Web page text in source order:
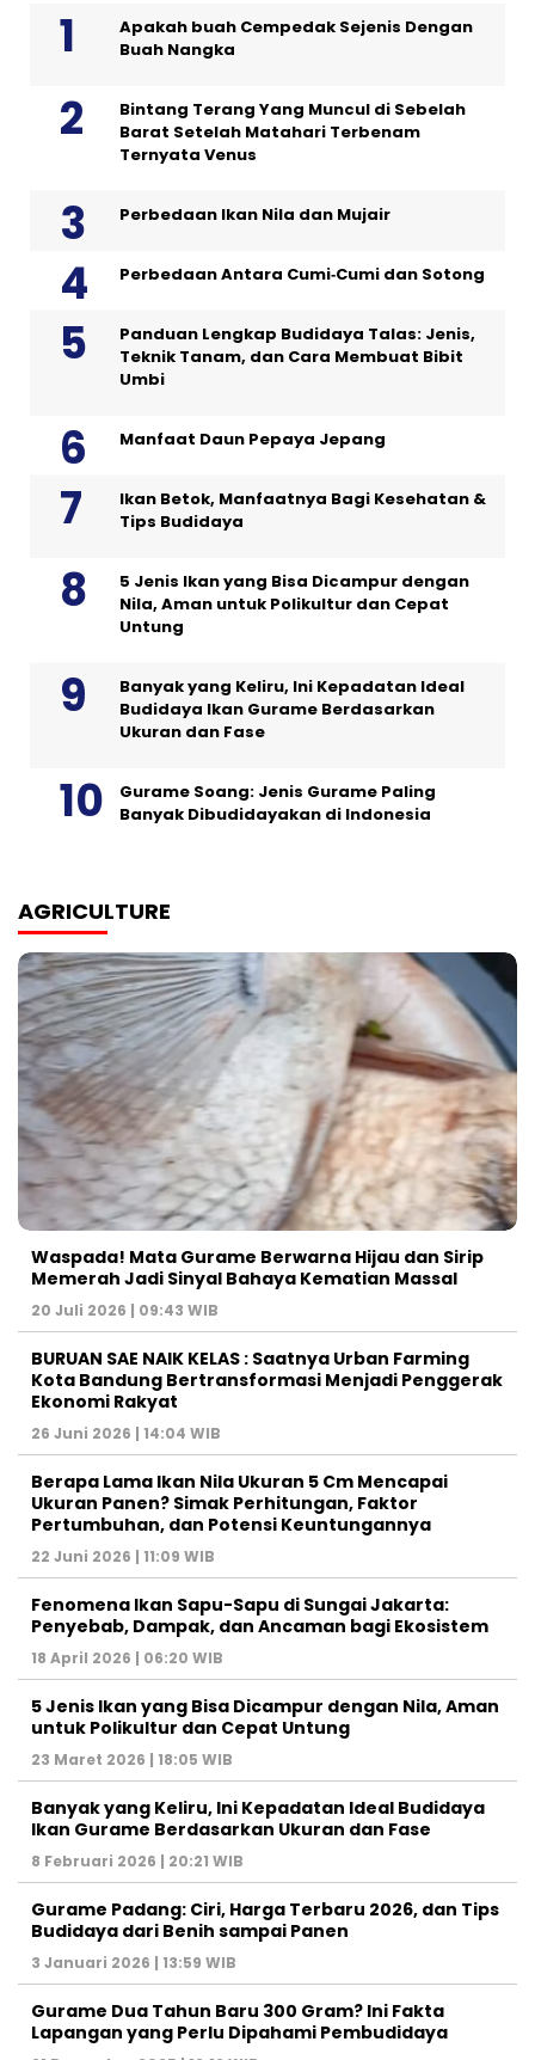
Apakah buah Cempedak Sejenis Dengan
Buah Nangka
Bintang Terang Yang Muncul di Sebelah
Barat Setelah Matahari Terbenam
Ternyata Venus
Perbedaan Ikan Nila dan Mujair
Perbedaan Antara Cumi‑Cumi dan Sotong
Panduan Lengkap Budidaya Talas: Jenis,
Teknik Tanam, dan Cara Membuat Bibit
Umbi
Manfaat Daun Pepaya Jepang
Ikan Betok, Manfaatnya Bagi Kesehatan &
Tips Budidaya
5 Jenis Ikan yang Bisa Dicampur dengan
Nila, Aman untuk Polikultur dan Cepat
Untung
Banyak yang Keliru, Ini Kepadatan Ideal
Budidaya Ikan Gurame Berdasarkan
Ukuran dan Fase
Gurame Soang: Jenis Gurame Paling
Banyak Dibudidayakan di Indonesia
AGRICULTURE
Waspada! Mata Gurame Berwarna Hijau dan Sirip
Memerah Jadi Sinyal Bahaya Kematian Massal
20 Juli 2026 | 09:43 WIB
BURUAN SAE NAIK KELAS : Saatnya Urban Farming
Kota Bandung Bertransformasi Menjadi Penggerak
Ekonomi Rakyat
26 Juni 2026 | 14:04 WIB
Berapa Lama Ikan Nila Ukuran 5 Cm Mencapai
Ukuran Panen? Simak Perhitungan, Faktor
Pertumbuhan, dan Potensi Keuntungannya
22 Juni 2026 | 11:09 WIB
Fenomena Ikan Sapu-Sapu di Sungai Jakarta:
Penyebab, Dampak, dan Ancaman bagi Ekosistem
18 April 2026 | 06:20 WIB
5 Jenis Ikan yang Bisa Dicampur dengan Nila, Aman
untuk Polikultur dan Cepat Untung
23 Maret 2026 | 18:05 WIB
Banyak yang Keliru, Ini Kepadatan Ideal Budidaya
Ikan Gurame Berdasarkan Ukuran dan Fase
8 Februari 2026 | 20:21 WIB
Gurame Padang: Ciri, Harga Terbaru 2026, dan Tips
Budidaya dari Benih sampai Panen
3 Januari 2026 | 13:59 WIB
Gurame Dua Tahun Baru 300 Gram? Ini Fakta
Lapangan yang Perlu Dipahami Pembudidaya